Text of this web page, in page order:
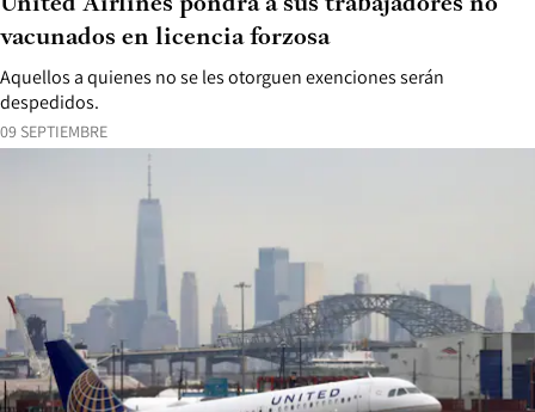
09 SEPTIEMBRE
Aquellos a quienes no se les otorguen exenciones serán
despedidos.
vacunados en licencia forzosa